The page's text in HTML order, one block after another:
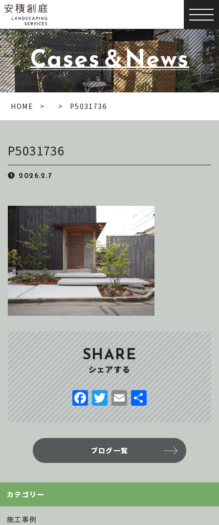
Cases＆News
HOME P5031736
P5031736
2026.2.7
SHARE
シェアする
F
e
b
o
k
T
te
r
E
l
ブログ一覧
カテゴリー
施工事例